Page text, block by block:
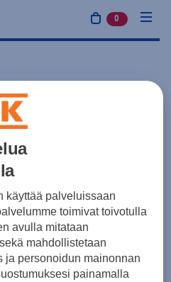
0 tuotetta
käyttää palveluissaan
toimivat toivotulla
avulla mitataan
mahdollistetaan
ja personoidun mainonnan
painamalla